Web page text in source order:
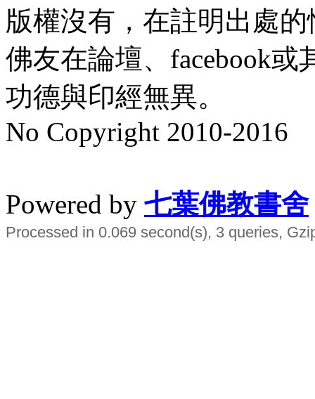
版權沒有，在註明出處
佛友在論壇、facebook
功德與印經無異。
No Copyright 2010-2016
Powered by 七葉佛教書舍
Processed in 0.069 second(s), 3 queries,